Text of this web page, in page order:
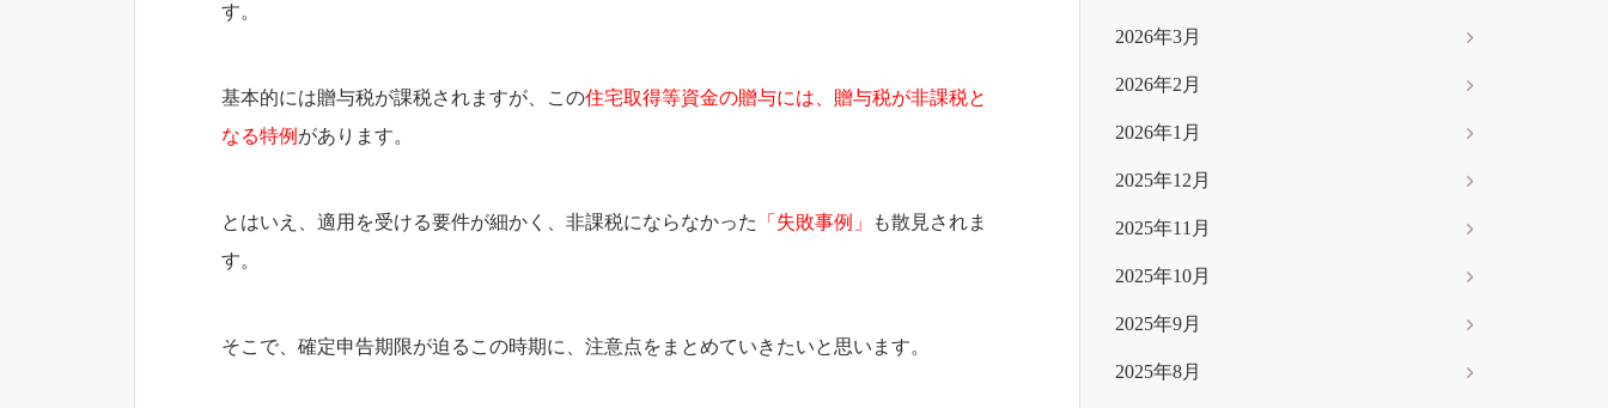
す。
基本的には贈与税が課税されますが、この住宅取得等資金の贈与には、贈与税が非課税と
なる特例 があります。
とはいえ、適用を受ける要件が細かく、非課税にならなかった 「失敗事例」
も散見されま
す。
そこで、確定申告期限が迫るこの時期に、注意点をまとめていきたいと思います。
2026年3月
2026年2月
2026年1月
2025年12月
2025年11月
2025年10月
2025年9月
2025年8月